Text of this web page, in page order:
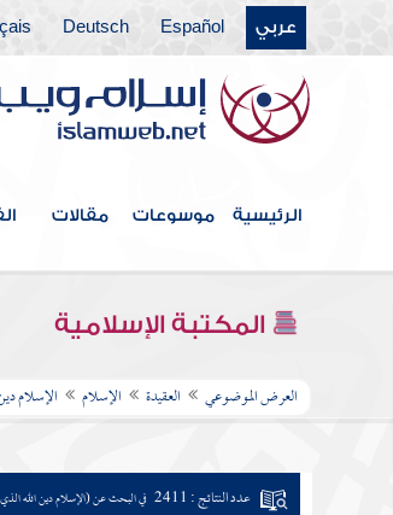
عربي Español
Deutsch
الرئيسية موسوعات مقالات
المكتبة الإسلامية
العرض الموضوعي العقيدة الإسلام الإسلام
عدد النتائج : 2411 في البحث عن (الإسلام دين الله